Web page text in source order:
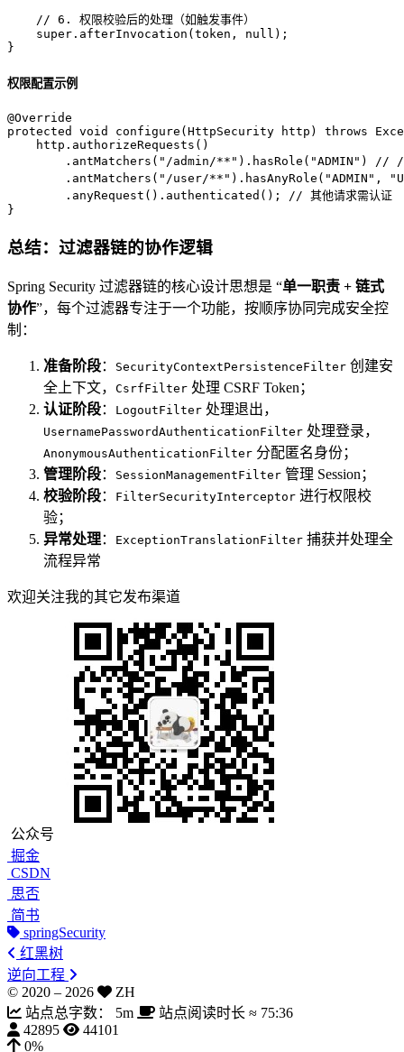
// 6. 权限校验后的处理（如触发事件）
super .afterInvocation(token, null );
}
权限配置示例
@Override
protected
void configure (HttpSecurity http) throws
    http.authorizeRequests()
        .antMatchers(
"/admin/**" ).hasRole( "ADMIN" )
// /
        .antMatchers(
"/user/**" ).hasAnyRole( "ADMIN" ,
        .anyRequest().authenticated();
// 其他请求需认证
}
总结：过滤器链的协作逻辑
Spring Security 过滤器链的核心设计思想是 “单一职责 + 链式
协作”，每个过滤器专注于一个功能，按顺序协同完成安全控
制：
准备阶段： SecurityContextPersistenceFilter 创建安
全上下文， CsrfFilter 处理 CSRF Token；
认证阶段： LogoutFilter 处理退出，
UsernamePasswordAuthenticationFilter 处理登录，
AnonymousAuthenticationFilter 分配匿名身份；
管理阶段： SessionManagementFilter 管理 Session；
校验阶段： FilterSecurityInterceptor 进行权限校
验；
异常处理： ExceptionTranslationFilter 捕获并处理全
流程异常
欢迎关注我的其它发布渠道
公众号
掘金
CSDN
思否
简书
springSecurity
红黑树
逆向工程
© 2020 – 2026
ZH
站点总字数：
5m 站点阅读时长 ≈ 75:36
42895
44101
0%